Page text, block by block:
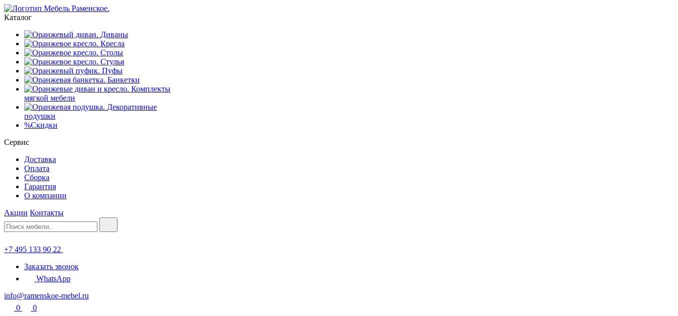
Каталог
Диваны
Кресла
Столы
Стулья
Пуфы
Банкетки
Комплекты
мягкой мебели
Декоративные
подушки
%Скидки
Сервис
Доставка
Оплата
Сборка
Гарантия
О компании
Акции Контакты
+7 495 133 90 22
Заказать звонок
WhatsApp
info@ramenskoe-mebel.ru
0
0